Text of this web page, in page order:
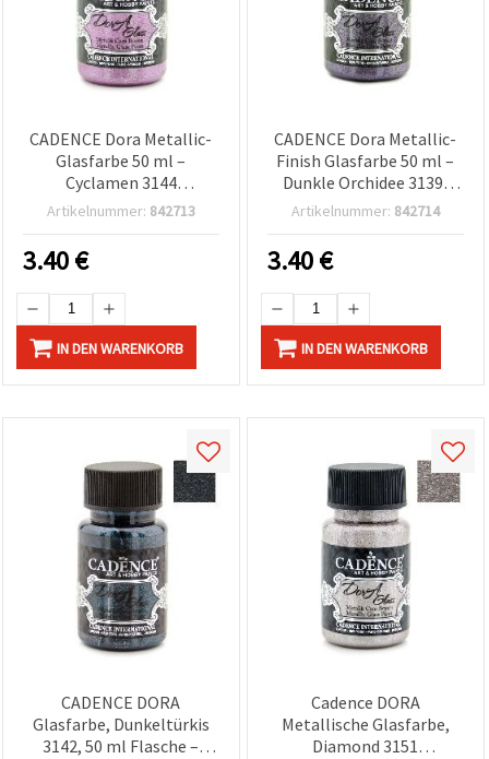
CADENCE Dora Metallic-
Glasfarbe 50 ml –
Cyclamen 3144
(schimmerndes Violett)
Keramik, DIY-Basteln und
dekorative Kunst
Artikelnummer: 842713
3.40€
IN DEN WARENKORB
CADENCE Dora Metallic-
Finish Glasfarbe 50 ml –
Dunkle Orchidee 3139,
leuchtende Farbe für
Artikelnummer: 842714
3.40€
IN DEN WARENKORB
CADENCE DORA
Glasfarbe, Dunkeltürkis
3142, 50 ml Flasche –
Cadence DORA
Metallische Glasfarbe,
Diamond 3151